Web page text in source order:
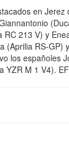
en Jerez
213 V) y
(Aprilia RS-GP)
los españoles
YZR M 1 V4).